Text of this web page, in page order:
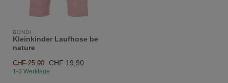
BONDI
Kleinkinder Laufhose be
nature
CHF 25,90 CHF 19,90
1-3 Werktage